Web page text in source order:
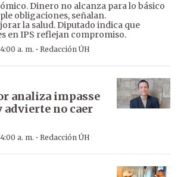
Dinero no alcanza para lo básico
obligaciones, señalan.
la salud. Diputado indica que
en IPS reflejan compromiso.
a. m. · Redacción ÚH
analiza impasse
advierte no caer
a. m. · Redacción ÚH